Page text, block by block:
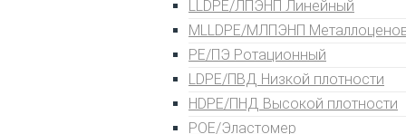
LLDPE/ЛПЭНП Линейный
MLLDPE/МЛПЭНП
PE/ПЭ Ротационный
LDPE/ПВД Низкой плотности
HDPE/ПНД Высокой плотности
POE/Эластомер